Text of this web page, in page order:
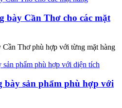
bày Cần Thơ cho các mặt
Cần Thơ phù hợp với từng mặt hàng
bày sản phẩm phù hợp với